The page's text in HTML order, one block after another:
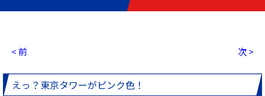
< 前 次 >
えっ？東京タワーがピンク色！